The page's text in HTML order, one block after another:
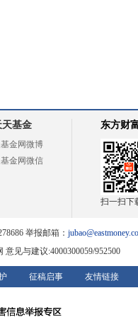
基金
金网微博
金网微信
东方财
扫一扫下
举报邮箱：
意见与建议:4000300059/952500
征稿启事 友情链接